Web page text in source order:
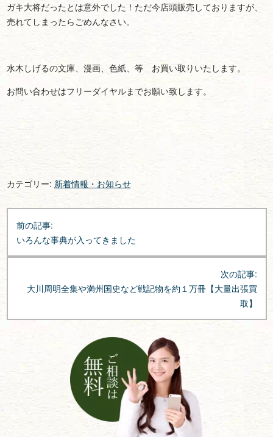
ガキ大将だったとは意外でした！ただ今店頭販売しておりますが、
売れてしまったらごめんなさい。
水木しげるの文庫、漫画、色紙、等 お買い取りいたします。
お問い合わせはフリーダイヤルまでお願い致します。
カテゴリー: 新着情報・お知らせ
投
稿
ナ
ビ
シ
前の記事:
いろんな事典が入ってきました
次の記事:
大川周明全集や満州国史など戦記物を約１万冊【大量出張買
取】